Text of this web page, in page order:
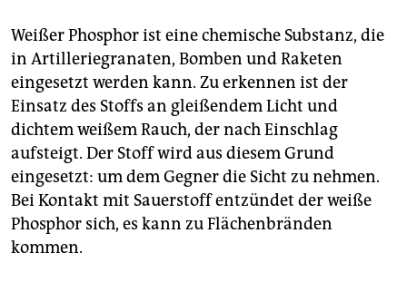
Weißer Phosphor ist eine chemische Substanz, die
in Artilleriegranaten, Bomben und Raketen
eingesetzt werden kann. Zu erkennen ist der
Einsatz des Stoffs an gleißendem Licht und
dichtem weißem Rauch, der nach Einschlag
aufsteigt. Der Stoff wird aus diesem Grund
eingesetzt: um dem Gegner die Sicht zu nehmen.
Bei Kontakt mit Sauerstoff entzündet der weiße
Phosphor sich, es kann zu Flächenbränden
kommen.